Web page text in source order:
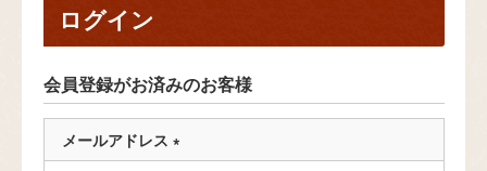
ログイン
会員登録がお済みのお客様
メールアドレス